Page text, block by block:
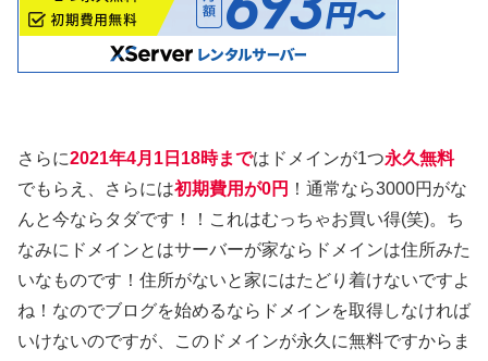
さらに2021年4月1日18時まではドメインが1つ永久無料
でもらえ、さらには初期費用が0円 ！通常なら3000円がな
んと今ならタダです！！これはむっちゃお買い得(笑)。ち
なみにドメインとはサーバーが家ならドメインは住所みた
いなものです！住所がないと家にはたどり着けないですよ
ね！なのでブログを始めるならドメインを取得しなければ
いけないのですが、このドメインが永久に無料ですからま